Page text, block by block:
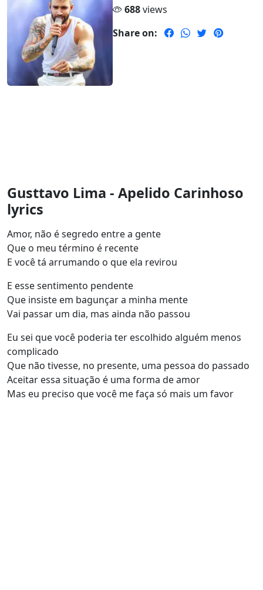
688views
Share on:
Gusttavo Lima - Apelido Carinhoso
lyrics
Amor, não é segredo entre a gente
Que o meu término é recente
E você tá arrumando o que ela revirou
E esse sentimento pendente
Que insiste em bagunçar a minha mente
Vai passar um dia, mas ainda não passou
Eu sei que você poderia ter escolhido alguém menos
complicado
Que não tivesse, no presente, uma pessoa do passado
Aceitar essa situação é uma forma de amor
Mas eu preciso que você me faça só mais um favor